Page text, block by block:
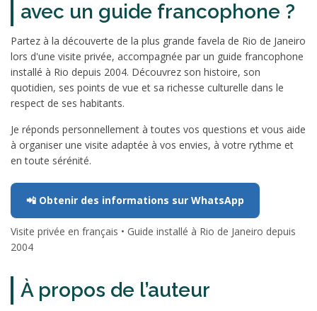
avec un guide francophone ?
Partez à la découverte de la plus grande favela de Rio de Janeiro
lors d'une visite privée, accompagnée par un guide francophone
installé à Rio depuis 2004. Découvrez son histoire, son
quotidien, ses points de vue et sa richesse culturelle dans le
respect de ses habitants.
Je réponds personnellement à toutes vos questions et vous aide
à organiser une visite adaptée à vos envies, à votre rythme et
en toute sérénité.
📲 Obtenir des informations sur WhatsApp
Visite privée en français • Guide installé à Rio de Janeiro depuis
2004
À propos de l’auteur